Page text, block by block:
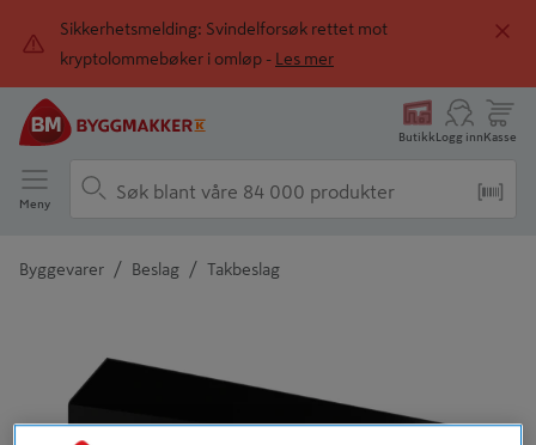
Sikkerhetsmelding: Svindelforsøk rettet mot
kryptolommebøker i omløp -
Les mer
ButikkLogg innKasse
Meny
Byggevarer / Beslag / Takbeslag